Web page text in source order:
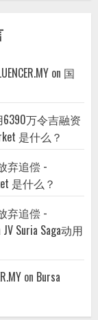
on 国
6390万令吉融资
是什么？
弃追偿 -
是什么？
弃追偿 -
Suria Saga动用
on Bursa